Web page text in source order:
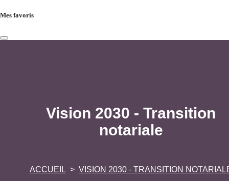
Mes favoris
Vision 2030 - Transition
notariale
ACCUEIL VISION 2030 - TRANSITION